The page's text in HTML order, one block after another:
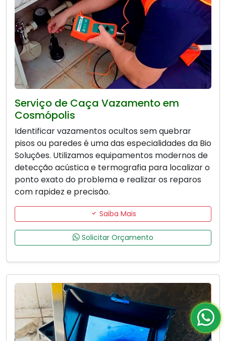
Serviço de Caça Vazamento em
Cosmópolis
Identificar vazamentos ocultos sem quebrar
pisos ou paredes é uma das especialidades da Bio
Soluções. Utilizamos equipamentos modernos de
detecção acústica e termografia para localizar o
ponto exato do problema e realizar os reparos
com rapidez e precisão.
Saiba Mais
Solicitar Orçamento